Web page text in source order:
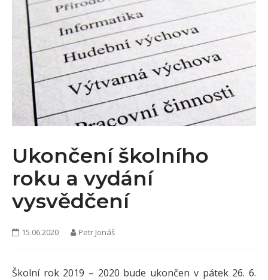
Ukončení školního
roku a vydání
vysvědčení
15.06.2020 Petr Jonáš
Školní rok 2019 – 2020 bude ukončen v pátek 26. 6.